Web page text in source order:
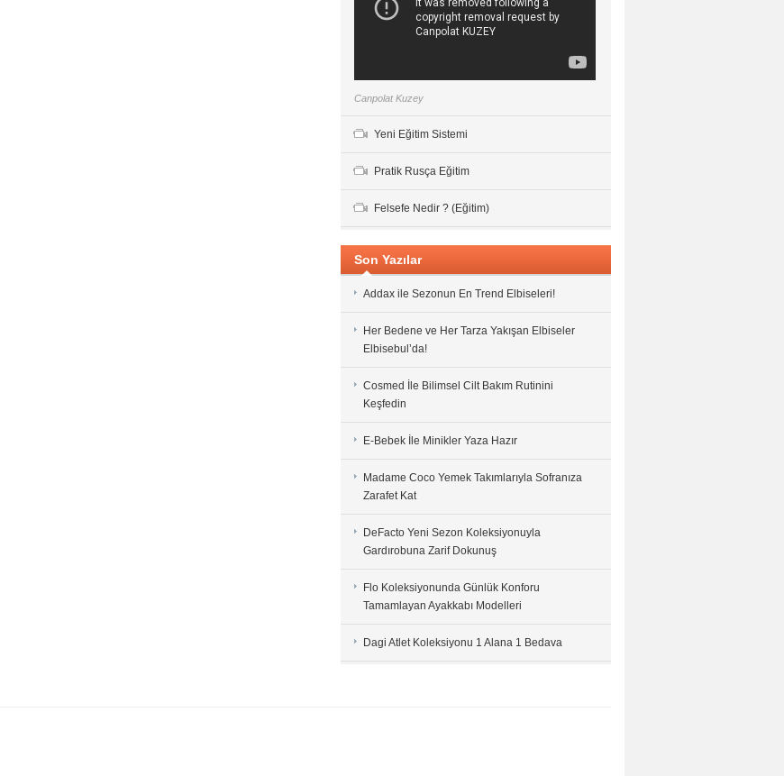
Canpolat Kuzey
Yeni Eğitim Sistemi
Pratik Rusça Eğitim
Felsefe Nedir ? (Eğitim)
Son Yazılar
Addax ile Sezonun En Trend Elbiseleri!
Her Bedene ve Her Tarza Yakışan Elbiseler
Elbisebul’da!
Cosmed İle Bilimsel Cilt Bakım Rutinini
Keşfedin
E-Bebek İle Minikler Yaza Hazır
Madame Coco Yemek Takımlarıyla Sofranıza
Zarafet Kat
DeFacto Yeni Sezon Koleksiyonuyla
Gardırobuna Zarif Dokunuş
Flo Koleksiyonunda Günlük Konforu
Tamamlayan Ayakkabı Modelleri
Dagi Atlet Koleksiyonu 1 Alana 1 Bedava